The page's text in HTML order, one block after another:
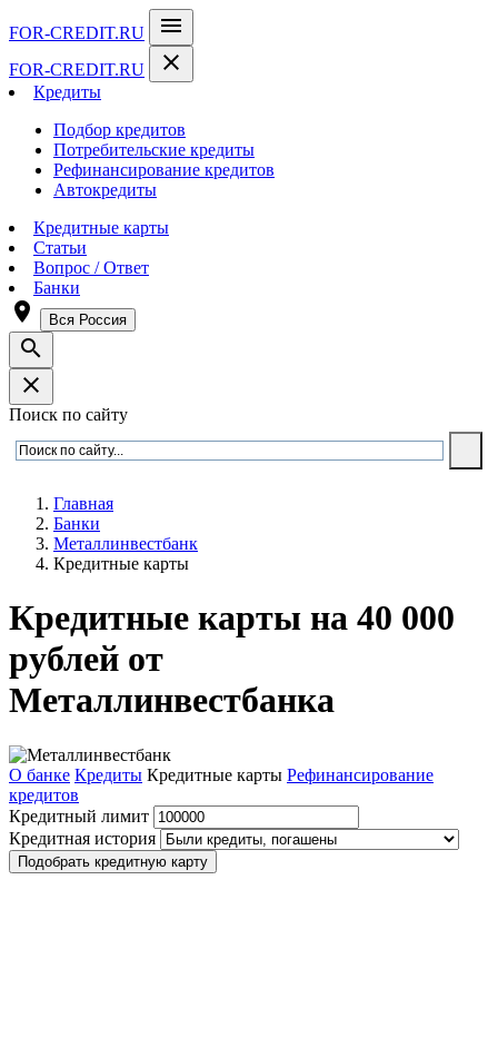
FOR-CREDIT.RU menu
FOR-CREDIT.RU close
Кредиты
Подбор кредитов
Потребительские кредиты
Рефинансирование кредитов
Автокредиты
Кредитные карты
Статьи
Вопрос / Ответ
Банки
room Вся Россия
search
close
Поиск по сайту
Главная
Банки
Металлинвестбанк
Кредитные карты
Кредитные карты на 40 000
рублей от
Металлинвестбанка
О банке Кредиты Кредитные карты Рефинансирование
кредитов
Кредитный лимит
Кредитная история
Подобрать кредитную карту